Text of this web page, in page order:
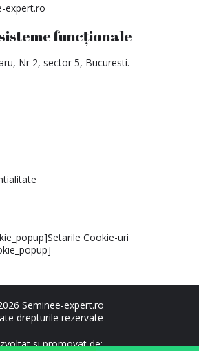
expert.ro
funcționale
Nr 2, sector 5, Bucuresti.
Cookie-uri
Seminee-expert.ro
drepturile rezervate
si promovat de: